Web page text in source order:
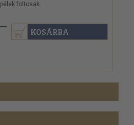
foltosak.
KOSÁRBA